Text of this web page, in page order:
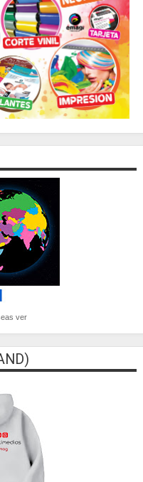
ver